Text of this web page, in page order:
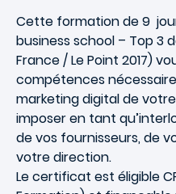
Cette formation de 9
business school – Top 3
France / Le Point 2017)
compétences
marketing digital de
imposer en tant
de vos fournisseurs, de
votre direction.
Le certificat est éligible